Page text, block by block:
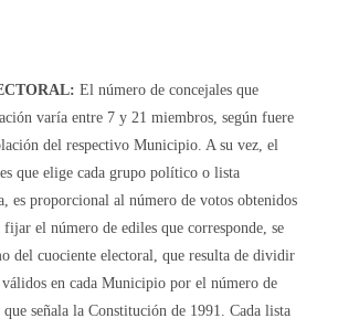
El número de concejales que
varía entre 7 y 21 miembros, según fuere
del respectivo Municipio. A su vez, el
que elige cada grupo político o lista
es proporcional al número de votos obtenidos
fijar el número de ediles que corresponde, se
del cuociente electoral, que resulta de dividir
en cada Municipio por el número de
señala la Constitución de 1991. Cada lista